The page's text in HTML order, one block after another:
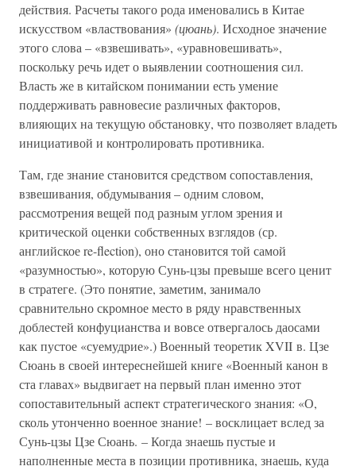
действия. Расчеты такого рода именовались в Китае
искусством «властвования» (цюань). Исходное значение
этого слова – «взвешивать», «уравновешивать»,
поскольку речь идет о выявлении соотношения сил.
Власть же в китайском понимании есть умение
поддерживать равновесие различных факторов,
влияющих на текущую обстановку, что позволяет владеть
инициативой и контролировать противника.
Там, где знание становится средством сопоставления,
взвешивания, обдумывания – одним словом,
рассмотрения вещей под разным углом зрения и
критической оценки собственных взглядов (ср.
английское re-flection), оно становится той самой
«разумностью», которую Сунь-цзы превыше всего ценит
в стратеге. (Это понятие, заметим, занимало
сравнительно скромное место в ряду нравственных
доблестей конфуцианства и вовсе отвергалось даосами
как пустое «суемудрие».) Военный теоретик XVII в. Цзе
Сюань в своей интереснейшей книге «Военный канон в
ста главах» выдвигает на первый план именно этот
сопоставительный аспект стратегического знания: «О,
сколь утонченно военное знание! – восклицает вслед за
Сунь-цзы Цзе Сюань. – Когда знаешь пустые и
наполненные места в позиции противника, знаешь, куда